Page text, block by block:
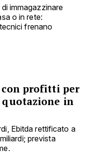
immagazzinare
o in rete:
frenano
profitti per
in
Ebitda rettificato a
prevista